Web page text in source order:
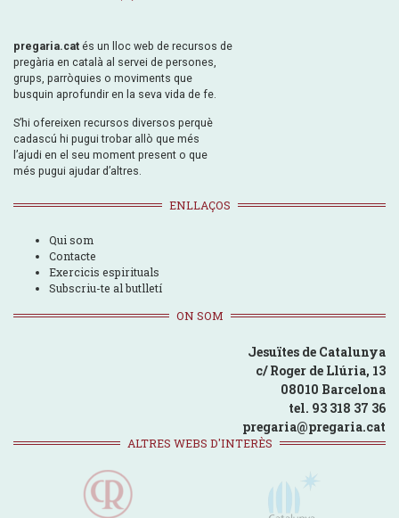
pregaria.cat és un lloc web de recursos de
pregària en català al servei de persones,
grups, parròquies o moviments que
busquin aprofundir en la seva vida de fe.
S’hi ofereixen recursos diversos perquè
cadascú hi pugui trobar allò que més
l’ajudi en el seu moment present o que
més pugui ajudar d’altres.
ENLLAÇOS
Qui som
Contacte
Exercicis espirituals
Subscriu-te al butlletí
ON SOM
Jesuïtes de Catalunya
c/ Roger de Llúria, 13
08010 Barcelona
tel. 93 318 37 36
pregaria@pregaria.cat
ALTRES WEBS D'INTERÈS